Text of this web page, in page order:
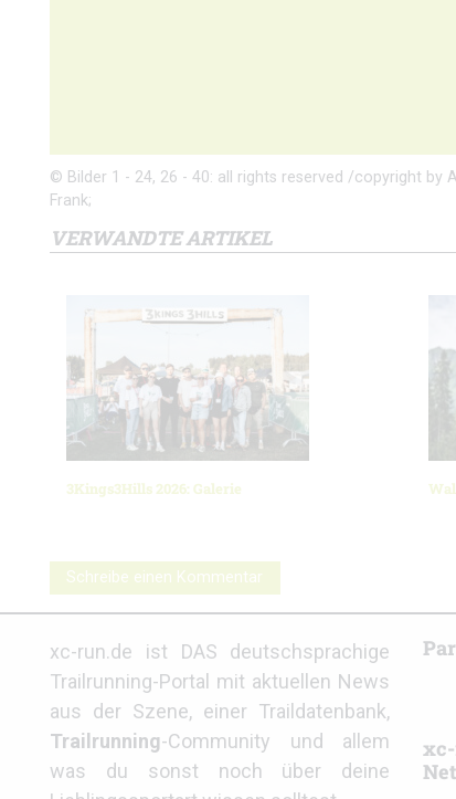
© Bilder 1 - 24, 26 - 40: all rights reserved /copyright by
Frank;
VERWANDTE ARTIKEL
3Kings3Hills 2026: Galerie
Schreibe einen Kommentar
xc-run.de ist DAS deutschsprachige
Trailrunning-Portal mit aktuellen News
aus der Szene, einer Traildatenbank,
Trailrunning-Community und allem
was du sonst noch über deine